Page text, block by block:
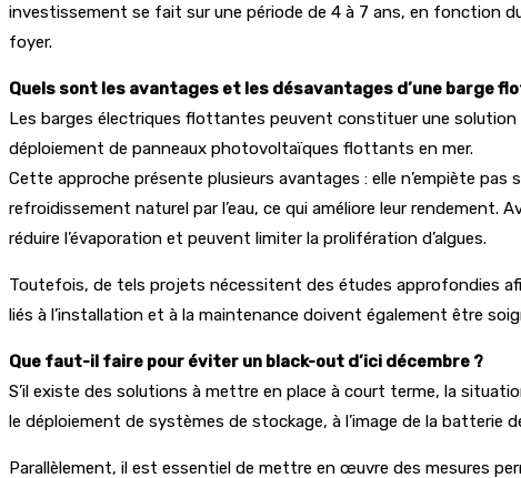
investissement se fait sur une période de 4 à 7 ans, en fonction
foyer.
Quels sont les avantages et les désavantages d’une barge
Les barges électriques flottantes peuvent constituer une solution
déploiement de panneaux photovoltaïques flottants en mer.
Cette approche présente plusieurs avantages : elle n’empiète
refroidissement naturel par l’eau, ce qui améliore leur rendement.
réduire l’évaporation et peuvent limiter la prolifération d’algues.
Toutefois, de tels projets nécessitent des études approfondies
liés à l’installation et à la maintenance doivent également être
Que faut-il faire pour éviter un black-out d’ici décembre ?
S’il existe des solutions à mettre en place à court terme, la
le déploiement de systèmes de stockage, à l’image de la batterie
Parallèlement, il est essentiel de mettre en œuvre des mesures